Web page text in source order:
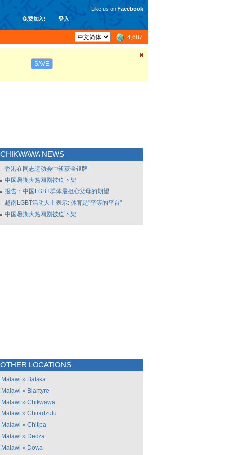
免费加入! 登入
Like us on Facebook
4,687
SAVE
CHIKWAWA NEWS
香港在同志运动会中斩获金银牌
中国暑期大热网剧被迫下架
报告：中国LGBT群体最担心父母的期望
越南LGBT活动人士表示: 体育是"平等的平台"
中国暑期大热网剧被迫下架
OTHER LOCATIONS
Malawi » Balaka
Malawi » Blantyre
Malawi » Chikwawa
Malawi » Chiradzulu
Malawi » Chitipa
Malawi » Dedza
Malawi » Dowa